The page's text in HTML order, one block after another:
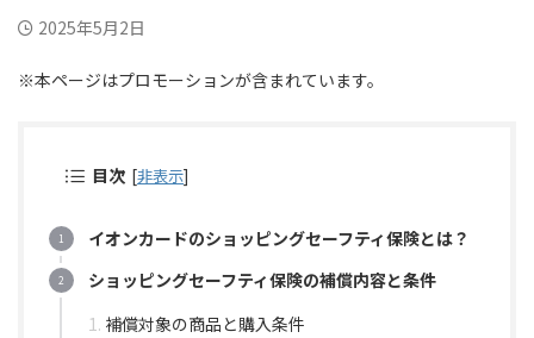
2025年5月2日
※本ページはプロモーションが含まれています。
目次 [非表示]
イオンカードのショッピングセーフティ保険とは？
ショッピングセーフティ保険の補償内容と条件
補償対象の商品と購入条件